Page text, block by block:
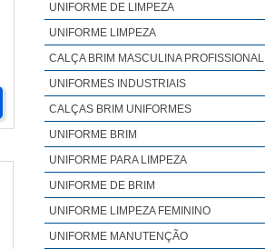
UNIFORME DE LIMPEZA
UNIFORME LIMPEZA
CALÇA BRIM MASCULINA PROFISSIONAL
UNIFORMES INDUSTRIAIS
CALÇAS BRIM UNIFORMES
UNIFORME BRIM
UNIFORME PARA LIMPEZA
UNIFORME DE BRIM
UNIFORME LIMPEZA FEMININO
UNIFORME MANUTENÇÃO